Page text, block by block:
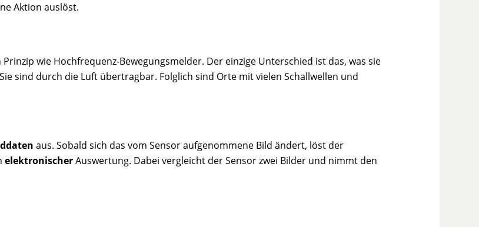
Aktion auslöst.
wie Hochfrequenz-Bewegungsmelder. Der einzige Unterschied ist das, was sie
sind durch die Luft übertragbar. Folglich sind Orte mit vielen Schallwellen und
aus. Sobald sich das vom Sensor aufgenommene Bild ändert, löst der
elektronischerAuswertung. Dabei vergleicht der Sensor zwei Bilder und nimmt den